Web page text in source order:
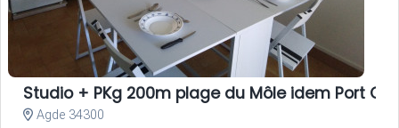
Studio + PKg 200m plage du Môle idem Port
Agde 34300